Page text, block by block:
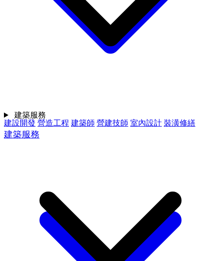
建設開發 營造工程 建築師 營建技師 室內設計 裝潢修繕
建築服務
建築服務